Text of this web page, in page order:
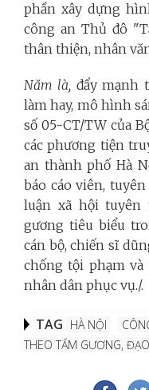
phần xây dựng
công an Thủ đô
thân thiện, nhân
Năm là, đẩy mạnh
làm hay, mô hình
số 05-CT/TW của
các phương tiện
an thành phố Hà
báo cáo viên,
luận xã hội tuyên
gương tiêu biểu
cán bộ, chiến sĩ
chống tội phạm
nhân dân phục vụ./.
TAG HÀ NỘI
THEO TẤM GƯƠNG,